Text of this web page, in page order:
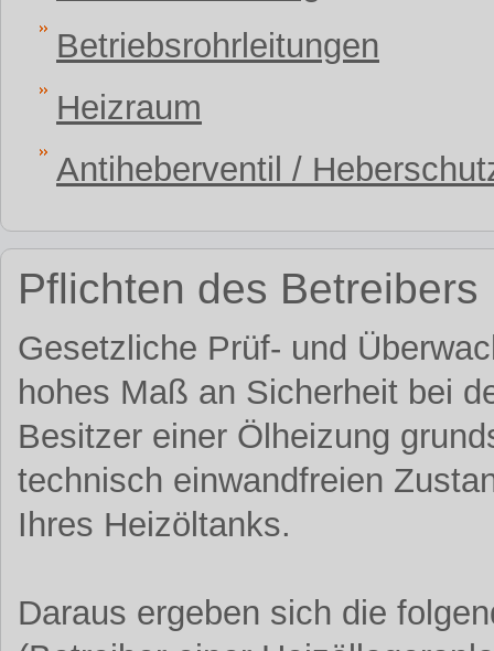
Betriebsrohrleitungen
Heizraum
Antiheberventil /
Pflichten des Betreibers
Gesetzliche Prüf- und
hohes Maß an Sicherheit bei
Besitzer einer Ölheizung
technisch einwandfreien
Ihres Heizöltanks.
Daraus ergeben sich die